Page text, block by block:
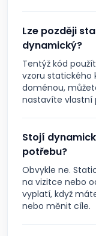
Lze později
dynamický?
Tentýž kód
vzoru statického
doménou,
nastavíte vlastní
Stojí
potřebu?
Obvykle ne.
na vizitce nebo
vyplatí, když
nebo měnit cíle.